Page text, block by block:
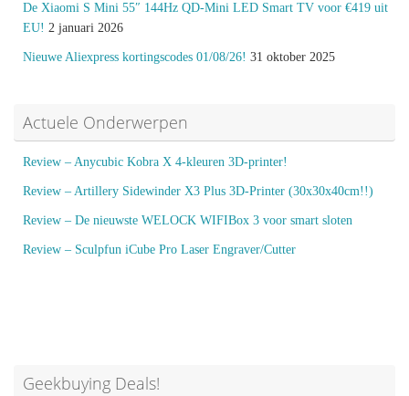
De Xiaomi S Mini 55″ 144Hz QD-Mini LED Smart TV voor €419 uit
EU! 2 januari 2026
Nieuwe Aliexpress kortingscodes 01/08/26! 31 oktober 2025
Actuele Onderwerpen
Review – Anycubic Kobra X 4-kleuren 3D-printer!
Review – Artillery Sidewinder X3 Plus 3D-Printer (30x30x40cm!!)
Review – De nieuwste WELOCK WIFIBox 3 voor smart sloten
Review – Sculpfun iCube Pro Laser Engraver/Cutter
Geekbuying Deals!